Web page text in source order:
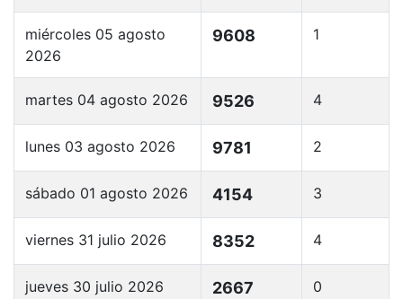
miércoles 05 agosto
2026
9608 1
martes 04 agosto 2026 9526 4
lunes 03 agosto 2026 9781 2
sábado 01 agosto 2026 4154 3
viernes 31 julio 2026 8352 4
jueves 30 julio 2026 2667 0